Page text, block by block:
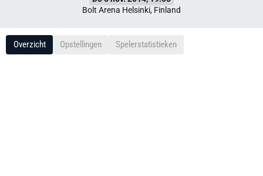
Bolt Arena Helsinki, Finland
Overzicht Opstellingen Spelerstatistieken